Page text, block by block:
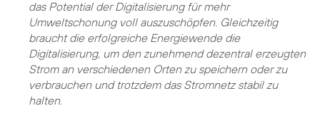
das Potential der Digitalisierung für mehr
Umweltschonung voll auszuschöpfen. Gleichzeitig
braucht die erfolgreiche Energiewende die
Digitalisierung, um den zunehmend dezentral erzeugten
Strom an verschiedenen Orten zu speichern oder zu
verbrauchen und trotzdem das Stromnetz stabil zu
halten.